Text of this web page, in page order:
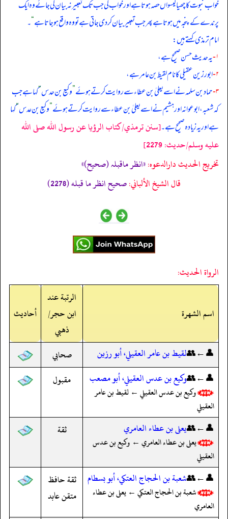
خواب نبوت کا چھیالیسواں حصہ ہوتا ہے اور خواب کی جب تک تعبیر نہ بیان کی جائے وہ ایک
پرندے کے پنجہ میں ہوتا ہے پھر جب تعبیر بیان کر دی جاتی ہے تو وہ واقع ہو جاتا ہے“۔
امام ترمذی کہتے ہیں:
۱- یہ حدیث حسن صحیح ہے،
۲- ابورزین عقیلی کا نام لقیط بن عامر ہے،
۳- حماد بن سلمہ نے اسے یعلیٰ بن عطاء سے روایت کرتے ہوئے”وكيع بن حدس“کہا ہے جب
کہ شعبہ، ابو عوانہ اور ہشیم نے اسے یعلیٰ بن عطاء سے روایت کرتے ہوئے”وكيع بن عدس“کہا
ہے اور یہ زیادہ صحیح ہے۔[سنن ترمذي/كتاب الرؤيا عن رسول الله صلى الله
عليه وسلم/حدیث: 2279]
تخریج الحدیث دارالدعوہ:«انظر ماقبلہ (صحیح)»
قال الشيخ الألباني:صحيح انظر ما قبله (2278)
الرواة الحديث:
اسم الشهرة
الرتبة عند
ابن حجر/
ذهبي
أحاديث
👤←👥لقيط بن عامر العقيلي، أبو رزين
صحابي
👤←👥وكيع بن عدس العقيلي، أبو مصعب
وكيع بن عدس العقيلي ← لقيط بن عامر
العقيلي
مقبول
👤←👥يعلى بن عطاء العامري
يعلى بن عطاء العامري ← وكيع بن عدس
العقيلي
ثقة
👤←👥شعبة بن الحجاج العتكي، أبو بسطام
شعبة بن الحجاج العتكي ← يعلى بن عطاء
العامري
ثقة حافظ
متقن عابد